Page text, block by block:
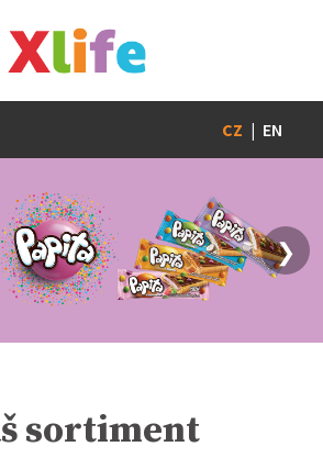
CZ | EN
❯
sortiment